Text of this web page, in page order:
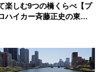
楽しむ9つの橋くらべ【プ
ハイカー斉藤正史の東京